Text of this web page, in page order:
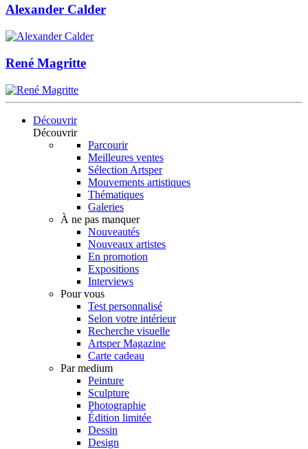
Alexander Calder
René Magritte
Découvrir
Découvrir
Parcourir
Meilleures ventes
Sélection Artsper
Mouvements artistiques
Thématiques
Galeries
À ne pas manquer
Nouveautés
Nouveaux artistes
En promotion
Expositions
Interviews
Pour vous
Test personnalisé
Selon votre intérieur
Recherche visuelle
Artsper Magazine
Carte cadeau
Par medium
Peinture
Sculpture
Photographie
Édition limitée
Dessin
Design